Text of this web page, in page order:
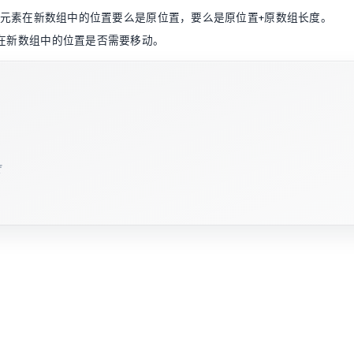
素在新数组中的位置要么是原位置，要么是原位置+原数组长度。
新数组中的位置是否需要移动。